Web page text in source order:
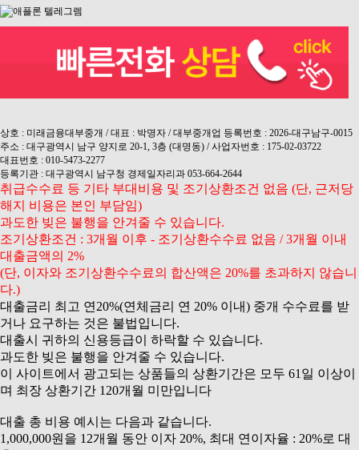
상호 : 미래금융대부중개 / 대표 : 박명자 / 대부중개업 등록번호 : 2026-대구남구-0015
주소 : 대구광역시 남구 양지로 20-1, 3층 (대명동) / 사업자번호 : 175-02-03722
대표번호 : 010-5473-2277
등록기관 : 대구광역시 남구청 경제일자리과 053-664-2644
취급수수료 등 기타 부대비용 및 조기상환조건 없음 (단, 근저당
해지 비용은 본인 부담임)
과도한 빚은 불행을 안겨줄 수 있습니다.
조기상환조건 : 3개월 이후 - 조기상환수수료 없음 / 3개월 이내
대출금액의 2%
(단, 이자와 조기상환수수료의 합산액은 20%를 초과하지 않습니
다.)
대출금리 최고 연20%(연체금리 연 20% 이내) 중개 수수료를 받
거나 요구하는 것은 불법입니다.
대출시 귀하의 신용등급이 하락할 수 있습니다.
과도한 빚은 불행을 안겨줄 수 있습니다.
이 사이트에서 광고되는 상품들의 상환기간은 모두 61일 이상이
며 최장 상환기간 120개월 미만입니다
대출 총 비용 예시는 다음과 같습니다.
1,000,000원을 12개월 동안 이자 20%, 최대 연이자율 : 20%로 대